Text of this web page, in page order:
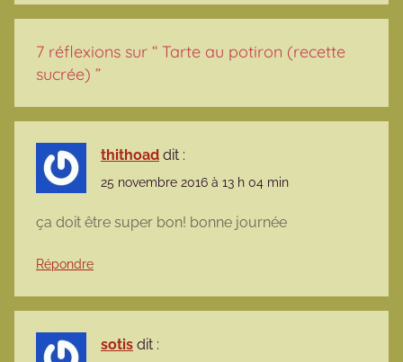
7 réflexions sur “ Tarte au potiron (recette
sucrée) ”
thithoad dit :
25 novembre 2016 à 13 h 04 min
ça doit être super bon! bonne journée
Répondre
sotis dit :